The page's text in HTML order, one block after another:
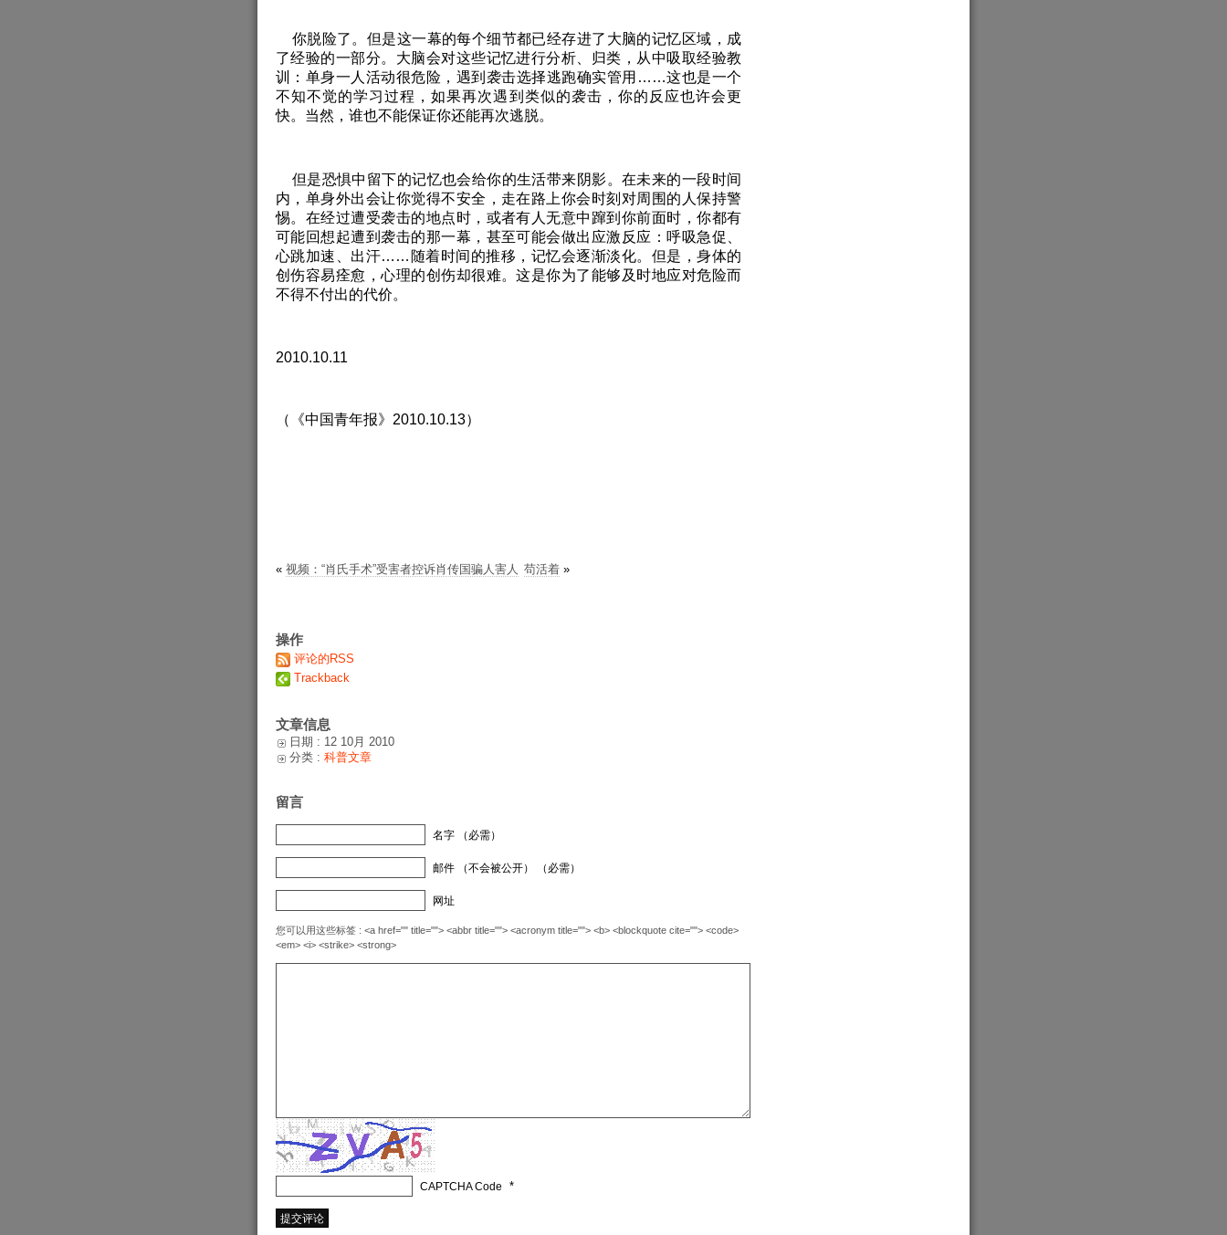
你脱险了。但是这一幕的每个细节都已经存进了大脑的记忆区域，成
了经验的一部分。大脑会对这些记忆进行分析、归类，从中吸取经验教
训：单身一人活动很危险，遇到袭击选择逃跑确实管用……这也是一个
不知不觉的学习过程，如果再次遇到类似的袭击，你的反应也许会更
快。当然，谁也不能保证你还能再次逃脱。
但是恐惧中留下的记忆也会给你的生活带来阴影。在未来的一段时间
内，单身外出会让你觉得不安全，走在路上你会时刻对周围的人保持警
惕。在经过遭受袭击的地点时，或者有人无意中蹿到你前面时，你都有
可能回想起遭到袭击的那一幕，甚至可能会做出应激反应：呼吸急促、
心跳加速、出汗……随着时间的推移，记忆会逐渐淡化。但是，身体的
创伤容易痊愈，心理的创伤却很难。这是你为了能够及时地应对危险而
不得不付出的代价。
2010.10.11
（《中国青年报》2010.10.13）
« 视频：“肖氏手术”受害者控诉肖传国骗人害人 苟活着 »
操作
评论的RSS
Trackback
文章信息
日期 : 12 10月 2010
分类 : 科普文章
留言
名字 （必需）
邮件 （不会被公开） （必需）
网址
您可以用这些标签 : <a href="" title=""> <abbr title=""> <acronym title=""> <b> <blockquote cite=""> <code>
<em> <i> <strike> <strong>
CAPTCHA Code *